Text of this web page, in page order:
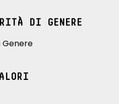
DI GENERE
Genere